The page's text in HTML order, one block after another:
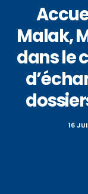
Malak,
dans le
16